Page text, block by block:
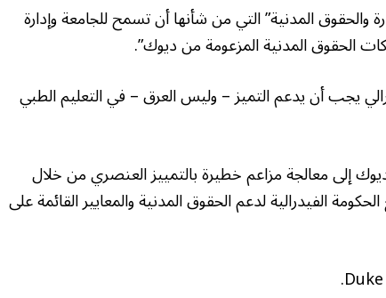
والحقوق المدنية” التي من شأنها أن تسمح للجامعة وإدارة
الحقوق المدنية المزعومة من ديوك”.
يجب أن يدعم التميز – وليس العرق – في التعليم الطبي
إلى معالجة مزاعم خطيرة بالتمييز العنصري من خلال
الفيدرالية لدعم الحقوق المدنية والمعايير القائمة على